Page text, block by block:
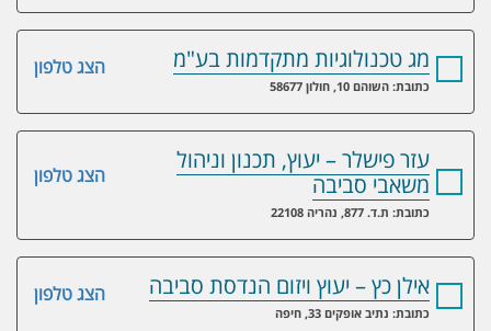
הצג טלפון מג טכנולוגיות מתקדמות בע"מ
כתובת: השוהם 10, חולון 58677
הצג טלפון
עזר פישלר – יעוץ, תכנון וניהול
משאבי סביבה
כתובת: ת.ד. 877, נהריה 22108
הצג טלפון אילן כץ – יעוץ ויזום הנדסת סביבה
כתובת: נתיב אופקים 33, חיפה